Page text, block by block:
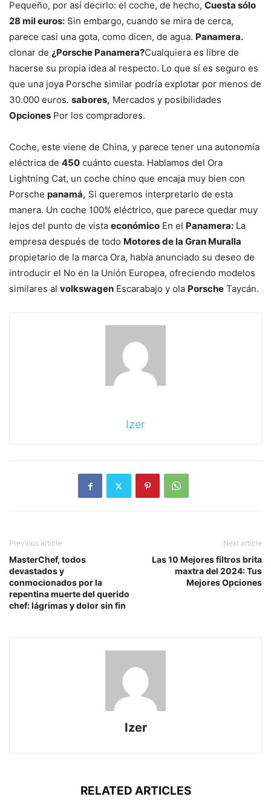
Pequeño, por así decirlo: el coche, de hecho, Cuesta sólo
28 mil euros: Sin embargo, cuando se mira de cerca,
parece casi una gota, como dicen, de agua. Panamera.
clonar de ¿Porsche Panamera?Cualquiera es libre de
hacerse su propia idea al respecto. Lo que sí es seguro es
que una joya Porsche similar podría explotar por menos de
30.000 euros. sabores, Mercados y posibilidades
Opciones Por los compradores.
Coche, este viene de China, y parece tener una autonomía
eléctrica de 450 cuánto cuesta. Hablamos del Ora
Lightning Cat, un coche chino que encaja muy bien con
Porsche panamá, Si queremos interpretarlo de esta
manera. Un coche 100% eléctrico, que parece quedar muy
lejos del punto de vista económico En el Panamera: La
empresa después de todo Motores de la Gran Muralla
propietario de la marca Ora, había anunciado su deseo de
introducir el No en la Unión Europea, ofreciendo modelos
similares al volkswagen Escarabajo y ola Porsche Taycán.
Izer
Previous article
MasterChef, todos
devastados y
conmocionados por la
repentina muerte del querido
chef: lágrimas y dolor sin fin
Next article
Las 10 Mejores filtros brita
maxtra del 2024: Tus
Mejores Opciones
Izer
RELATED ARTICLES